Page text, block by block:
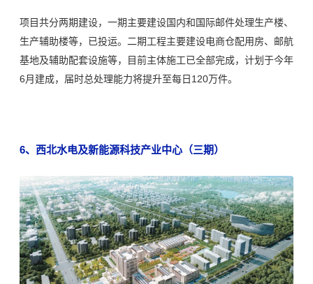
项目共分两期建设，一期主要建设国内和国际邮件处理生产楼、
生产辅助楼等，已投运。
二期工程主要建设电商仓配用房、邮航
基地及辅助配套设施等，目前主体施工已全部完成，计划于今年
6月建成，届时总处理能力将提升至每日120万件。
6、 西北水电及新能源科技产业中心（三期）